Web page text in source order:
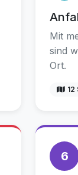
Mit
sind
Ort.
12
6